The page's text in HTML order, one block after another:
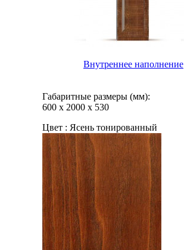
Внутреннее наполнение
Габаритные размеры (мм):
600 х 2000 х 530
Цвет : Ясень тонированный